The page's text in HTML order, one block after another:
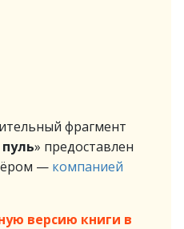
фрагмент
» предоставлен
— компанией
версию книги в